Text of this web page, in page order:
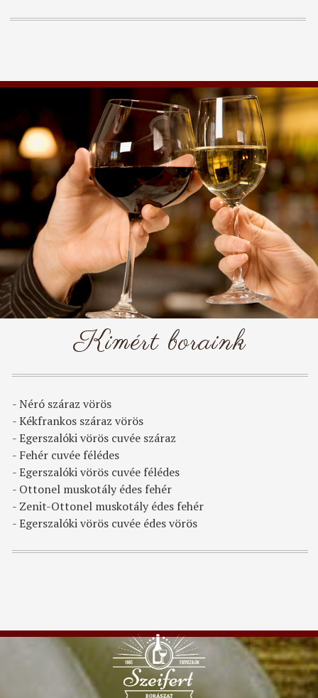
Kimért boraink
- Néró száraz vörös
- Kékfrankos száraz vörös
- Egerszalóki vörös cuvée száraz
- Fehér cuvée félédes
- Egerszalóki vörös cuvée félédes
- Ottonel muskotály édes fehér
- Zenit-Ottonel muskotály édes fehér
- Egerszalóki vörös cuvée édes vörös